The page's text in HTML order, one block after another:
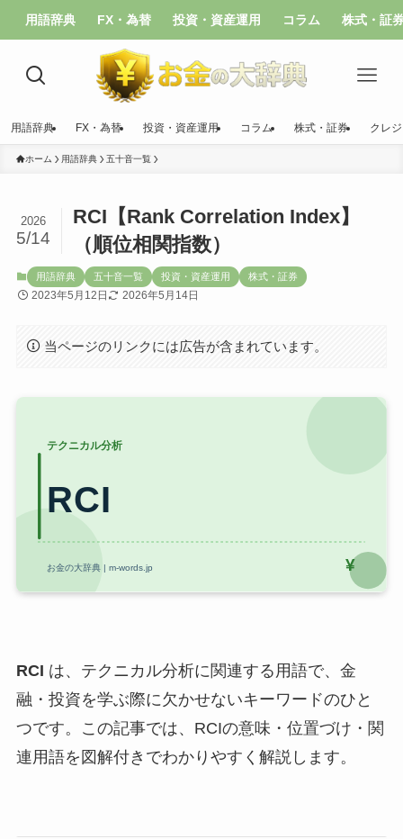
用語辞典 FX・為替 投資・資産運用 コラム 株式・証
用語辞典 FX・為替 投資・資産運用 コラム 株式・証券 クレ
ホーム 用語辞典 五十音一覧
RCI【Rank Correlation Index】
（順位相関指数）
2026
5/14
用語辞典 五十音一覧 投資・資産運用 株式・証券
2023年5月12日 2026年5月14日
当ページのリンクには広告が含まれています。
RCI は、テクニカル分析に関連する用語で、金
融・投資を学ぶ際に欠かせないキーワードのひと
つです。この記事では、RCIの意味・位置づけ・関
連用語を図解付きでわかりやすく解説します。